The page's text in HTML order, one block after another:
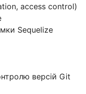
access control)
Sequelize
версій Git